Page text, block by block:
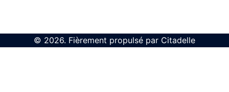
© 2026. Fièrement propulsé par Citadelle